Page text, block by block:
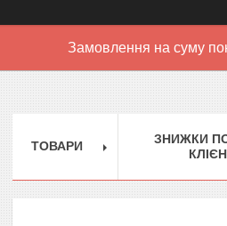
Замовлення на суму
ТОВАРИ
ЗНИЖКИ